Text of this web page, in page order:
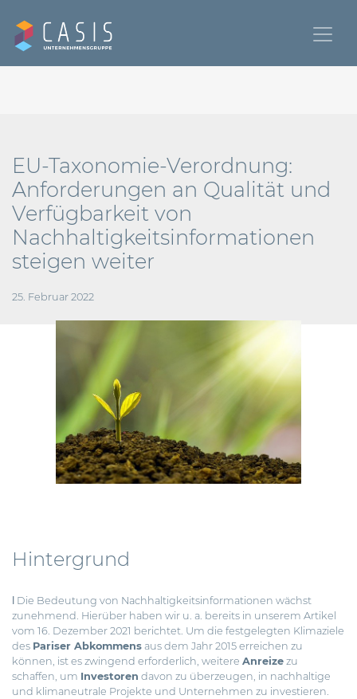
EU-Taxonomie-Verordnung:
Anforderungen an Qualität und
Verfügbarkeit von
Nachhaltigkeitsinformationen
steigen weiter
25. Februar 2022
Hintergrund
ǀ Die Bedeutung von Nachhaltigkeitsinformationen wächst
zunehmend. Hierüber haben wir u. a. bereits in unserem Artikel
vom 16. Dezember 2021 berichtet. Um die festgelegten Klimaziele
des Pariser Abkommens aus dem Jahr 2015 erreichen zu
können, ist es zwingend erforderlich, weitere Anreize zu
schaffen, um Investoren davon zu überzeugen, in nachhaltige
und klimaneutrale Projekte und Unternehmen zu investieren.